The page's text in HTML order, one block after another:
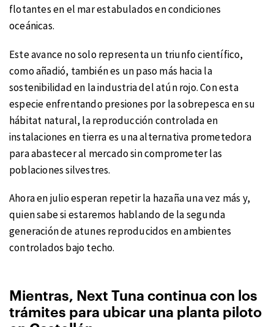
flotantes en el mar estabulados en condiciones
oceánicas.
Este avance no solo representa un triunfo científico,
como añadió, también es un paso más hacia la
sostenibilidad en la industria del atún rojo. Con esta
especie enfrentando presiones por la sobrepesca en su
hábitat natural, la reproducción controlada en
instalaciones en tierra es una alternativa prometedora
para abastecer al mercado sin comprometer las
poblaciones silvestres.
Ahora en julio esperan repetir la hazaña una vez más y,
quien sabe si estaremos hablando de la segunda
generación de atunes reproducidos en ambientes
controlados bajo techo.
Mientras, Next Tuna continua con los
trámites para ubicar una planta piloto